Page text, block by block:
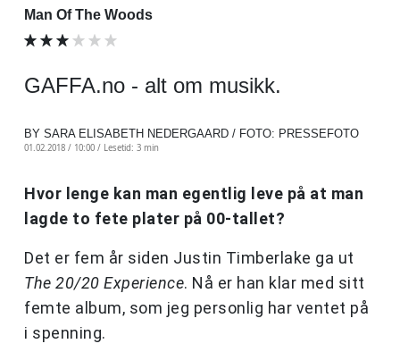
Man Of The Woods
GAFFA.no - alt om musikk.
BY SARA ELISABETH NEDERGAARD / FOTO: PRESSEFOTO
01.02.2018 / 10:00 / Lesetid: 3 min
Hvor lenge kan man egentlig leve på at man
lagde to fete plater på 00-tallet?
Det er fem år siden Justin Timberlake ga ut
The 20/20 Experience. Nå er han klar med sitt
femte album, som jeg personlig har ventet på
i spenning.